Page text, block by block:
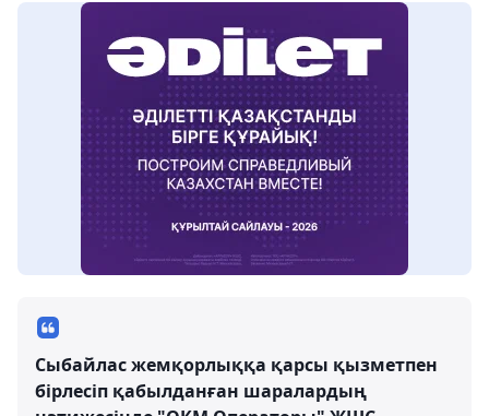
Сыбайлас жемқорлыққа қарсы қызметпен
бірлесіп қабылданған шаралардың